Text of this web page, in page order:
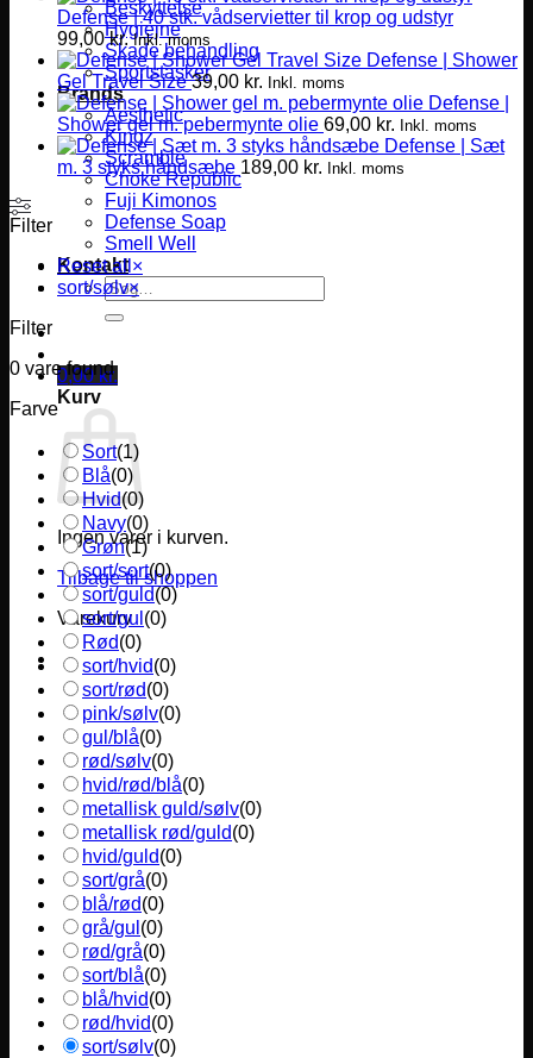
Beskyttelse
Hygiejne
Skade behandling
Sportstasker
Brands
Aesthetic
Kingz
Scramble
Choke Republic
Fuji Kimonos
Defense Soap
Smell Well
Kontakt
Søg
efter:
0,00 kr.
Kurv
Ingen varer i kurven.
Tilbage til shoppen
Varekurv
Defense | 40 stk. vådservietter til krop og udstyr
99,00kr. Inkl. moms
Defense | Shower
Gel Travel Size 39,00 kr. Inkl. moms
Defense |
Shower gel m. pebermynte olie 69,00 kr. Inkl. moms
Defense | Sæt
m. 3 styks håndsæbe 189,00 kr. Inkl. moms
Filter
Reset all ×
sort/sølv×
Filter
0 vare found
Farve
Sort(1)
Blå(0)
Hvid(0)
Navy(0)
Grøn(1)
sort/sort(0)
sort/guld(0)
sort/gul (0)
Rød(0)
sort/hvid(0)
sort/rød(0)
pink/sølv(0)
gul/blå(0)
rød/sølv(0)
hvid/rød/blå(0)
metallisk guld/sølv(0)
metallisk rød/guld(0)
hvid/guld(0)
sort/grå(0)
blå/rød(0)
grå/gul (0)
rød/grå(0)
sort/blå(0)
blå/hvid(0)
rød/hvid(0)
sort/sølv(0)